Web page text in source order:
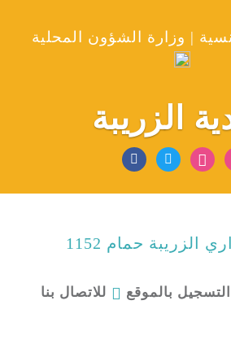
| وزارة الشؤون المحلية
الزريبة
الزريبة حمام 1152
التسجيل بالموقع